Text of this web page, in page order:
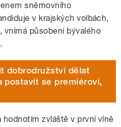
sněmovního
v krajských volbách,
vnímá působení bývalého
dobrodružství dělat
postavit se premiérovi,
hodnotím zvláště v první vlně